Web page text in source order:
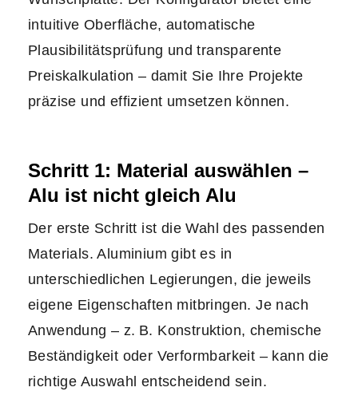
intuitive Oberfläche, automatische
Plausibilitätsprüfung und transparente
Preiskalkulation – damit Sie Ihre Projekte
präzise und effizient umsetzen können.
Schritt 1: Material auswählen –
Alu ist nicht gleich Alu
Der erste Schritt ist die Wahl des passenden
Materials. Aluminium gibt es in
unterschiedlichen Legierungen, die jeweils
eigene Eigenschaften mitbringen. Je nach
Anwendung – z. B. Konstruktion, chemische
Beständigkeit oder Verformbarkeit – kann die
richtige Auswahl entscheidend sein.